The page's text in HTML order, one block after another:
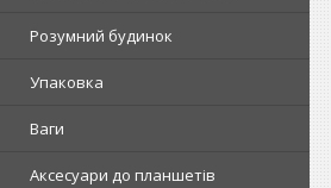
Розумний будинок
Упаковка
Ваги
Аксесуари до планшетів